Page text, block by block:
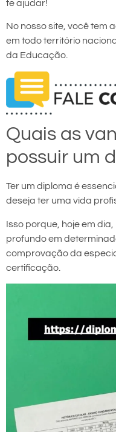
te ajudar!
No nosso site, você tem
em todo território
da Educação.
Quais as
possuir um
Ter um diploma é
deseja ter uma vida
Isso porque, hoje em
profundo em
comprovação da
certificação.